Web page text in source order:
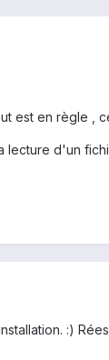
est en règle ,
d'un
:)